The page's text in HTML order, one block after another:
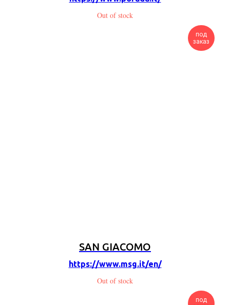
Out of stock
под
заказ
SAN GIACOMO
https://www.msg.it/en/
Out of stock
под